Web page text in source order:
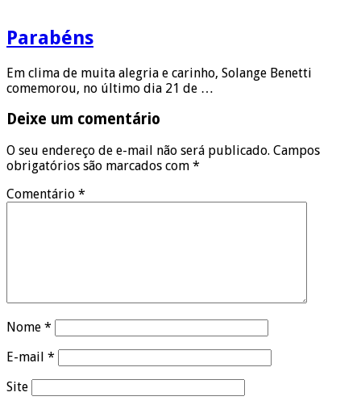
Parabéns
Em clima de muita alegria e carinho, Solange Benetti
comemorou, no último dia 21 de …
Deixe um comentário
O seu endereço de e-mail não será publicado. Campos
obrigatórios são marcados com *
Comentário *
Nome *
E-mail *
Site